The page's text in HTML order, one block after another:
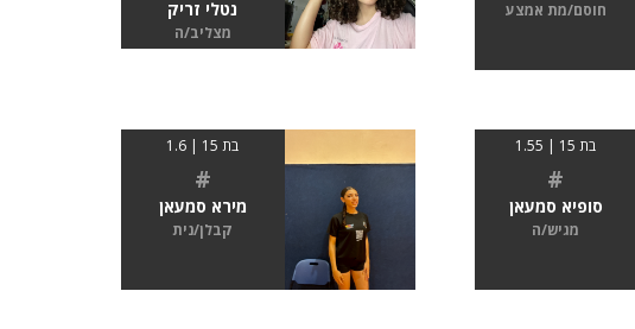
חוסם/מת אמצע נטלי זריק
מצליב/ה
בת 15 | 1.55
#
סופיא סמעאן
מגיש/ה
בת 15 | 1.6
#
מירא סמעאן
קבלן/נית